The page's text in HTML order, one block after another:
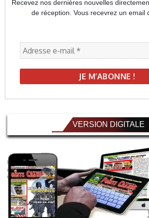
Recevez nos dernières nouvelles
de réception. Vous recevrez un email
VERSION DIGITALE